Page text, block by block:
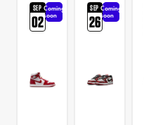
SEP
02
Coming
soon
SEP
26
Coming
soon